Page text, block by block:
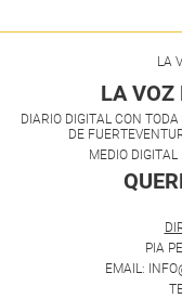
LA
LA VOZ
DIARIO DIGITAL CON
DE
MEDIO
PIA
EMAIL: